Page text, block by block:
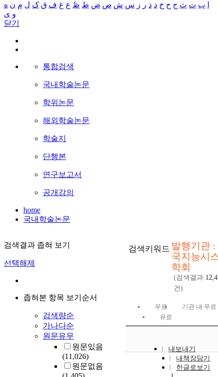
ب ت ث ج ح خ د ذ ر ز س ش ص ض ط ظ ع غ ف ق ک ل م ن ه
و ی
닫기
통합검색
국내학술논문
학위논문
해외학술논문
학술지
단행본
연구보고서
공개강의
home
국내학술논문
검색결과 좁혀 보기
선택해제
좁혀본 항목 보기순서
검색량순
가나다순
원문유무
원문있음
(11,026)
원문없음
검색키워드 발행기관 :
국지능시
학회
(검색결과
건)
무료
기관 내 무료
유료
내보내기
내책장담기
한글로보기